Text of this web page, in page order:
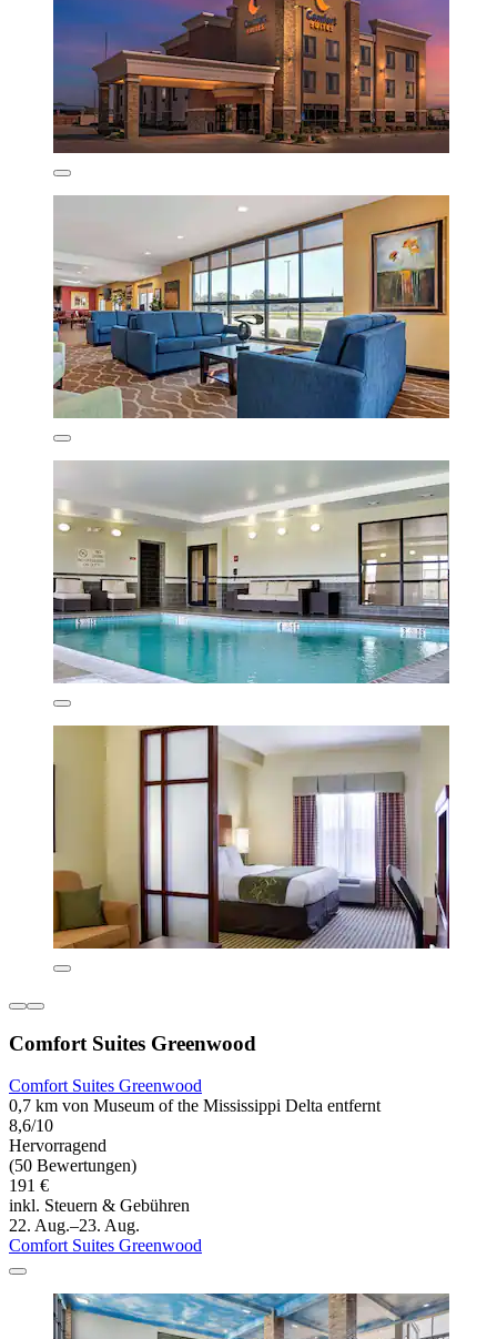
Comfort Suites Greenwood
Comfort Suites Greenwood
0,7 km von Museum of the Mississippi Delta entfernt
8,6/10
Hervorragend
(50 Bewertungen)
191 €
inkl. Steuern & Gebühren
22. Aug.–23. Aug.
Comfort Suites Greenwood